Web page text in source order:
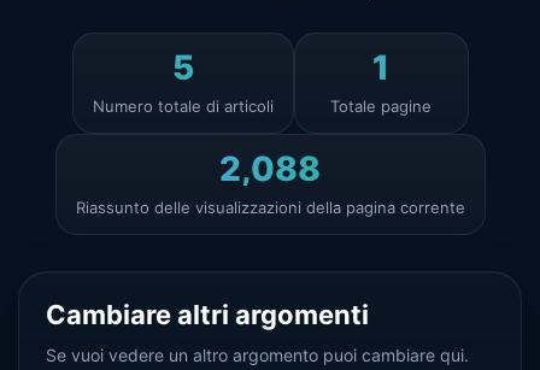
5
Numero totale di articoli
1
Totale pagine
2,088
Riassunto delle visualizzazioni della pagina corrente
Cambiare altri argomenti
Se vuoi vedere un altro argomento puoi cambiare qui.